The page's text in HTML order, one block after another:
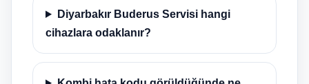
Diyarbakır Buderus Servisi hangi
cihazlara odaklanır?